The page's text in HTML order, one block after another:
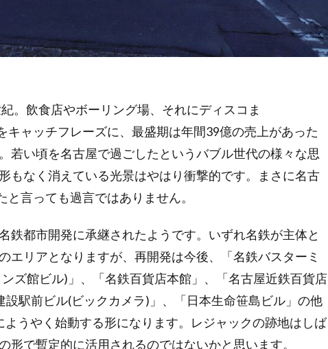
。飲食店やボーリング場、それにディスコま
キャッチフレーズに、最盛期は年間39億の売上があった
若い頃を名古屋で過ごしたというバブル世代の様々な思
もなく消えている光景はやはり衝撃的です。まさに名古
と言っても過言ではありません。
鉄都市開発に承継されたようです。いずれ名鉄が主体と
エリアとなりますが、再開発は今後、「名鉄バスターミ
ズ館ビル)」、「名鉄百貨店本館」、「名古屋近鉄百貨店
設駅前ビル(ビックカメラ)」、「日本生命笹島ビル」の他
うやく始動する形になります。レジャックの跡地はしば
形で暫定的に活用されるのではないかと思います。